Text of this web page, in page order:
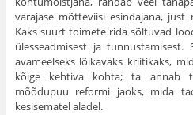
varajase mõtteviisi esindajana,
Kaks suurt toimete rida sõltuvad
ülesseadmisest ja
avameelseks lõikavaks kriitikaks,
kõige kehtiva kohta; ta annab
mõõdupuu reformi jaoks, mida
kesisematel aladel.